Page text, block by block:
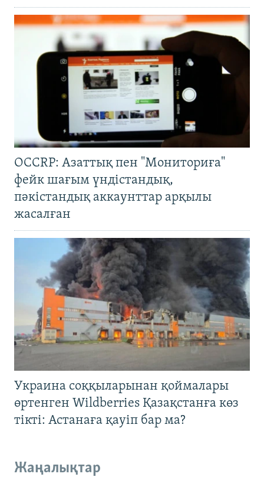
OCCRP: Азаттық пен "Мониториға"
фейк шағым үндістандық,
пәкістандық аккаунттар арқылы
жасалған
Украина соққыларынан қоймалары
өртенген Wildberries Қазақстанға көз
тікті: Астанаға қауіп бар ма?
Жаңалықтар